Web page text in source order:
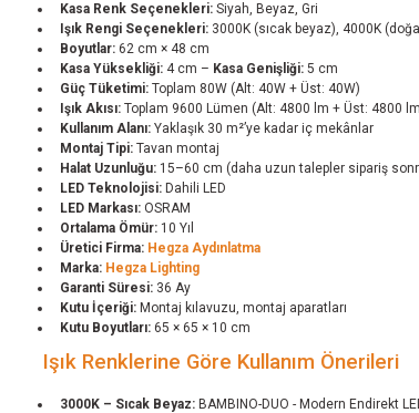
Kasa Renk Seçenekleri: Siyah, Beyaz, Gri
Işık Rengi Seçenekleri: 3000K (sıcak beyaz), 4000K
Boyutlar: 62 cm × 48 cm
Kasa Yüksekliği: 4 cm – Kasa Genişliği: 5 cm
Güç Tüketimi: Toplam 80W (Alt: 40W + Üst: 40W)
Işık Akısı: Toplam 9600 Lümen (Alt: 4800 lm + Üst: 4800
Kullanım Alanı: Yaklaşık 30 m²’ye kadar iç mekânlar
Montaj Tipi: Tavan montaj
Halat Uzunluğu: 15–60 cm (daha uzun talepler sipariş
LED Teknolojisi: Dahili LED
LED Markası: OSRAM
Ortalama Ömür: 10 Yıl
Üretici Firma: Hegza Aydınlatma
Marka: Hegza Lighting
Garanti Süresi: 36 Ay
Kutu İçeriği: Montaj kılavuzu, montaj aparatları
Kutu Boyutları: 65 × 65 × 10 cm
Işık Renklerine Göre Kullanım Önerileri
3000K – Sıcak Beyaz: BAMBINO-DUO - Modern Endirekt